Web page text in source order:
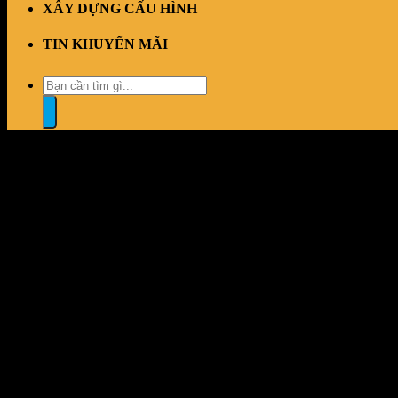
XÂY DỰNG CẤU HÌNH
TIN KHUYẾN MÃI
Tìm
kiếm: